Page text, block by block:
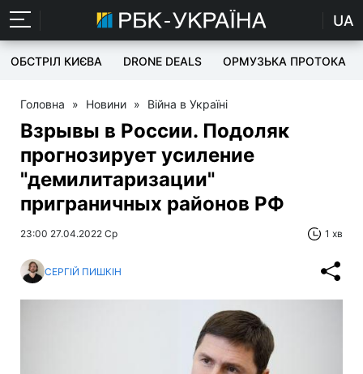
UA
ОБСТРІЛ КИЄВА DRONE DEALS ОРМУЗЬКА ПРОТОКА
Головна » Новини » Війна в Україні
Взрывы в России. Подоляк
прогнозирует усиление
"демилитаризации"
приграничных районов РФ
23:00 27.04.2022 Ср 1 хв
СЕРГІЙ ПИШКІН